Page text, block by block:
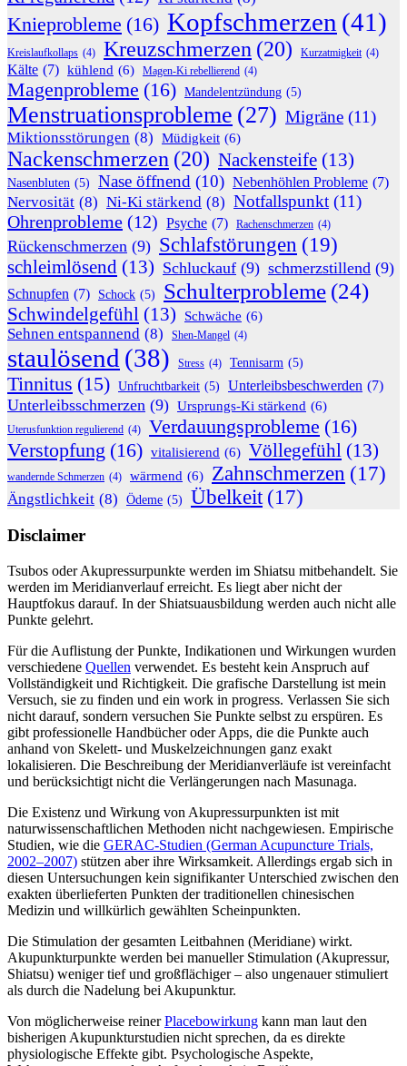
Knieprobleme (16) Kopfschmerzen (41)
Kreislaufkollaps (4) Kreuzschmerzen (20) Kurzatmigkeit (4)
Kälte (7) kühlend (6) Magen-Ki rebellierend (4)
Magenprobleme (16) Mandelentzündung (5)
Menstruationsprobleme (27) Migräne (11)
Miktionsstörungen (8) Müdigkeit (6)
Nackenschmerzen (20) Nackensteife (13)
Nasenbluten (5) Nase öffnend (10) Nebenhöhlen Probleme (7)
Nervosität (8) Ni-Ki stärkend (8) Notfallspunkt (11)
Ohrenprobleme (12) Psyche (7) Rachenschmerzen (4)
Rückenschmerzen (9) Schlafstörungen (19)
schleimlösend (13) Schluckauf (9) schmerzstillend (9)
Schnupfen (7) Schock (5) Schulterprobleme (24)
Schwindelgefühl (13) Schwäche (6)
Sehnen entspannend (8) Shen-Mangel (4)
staulösend (38) Stress (4) Tennisarm (5)
Tinnitus (15) Unfruchtbarkeit (5) Unterleibsbeschwerden (7)
Unterleibsschmerzen (9) Ursprungs-Ki stärkend (6)
Uterusfunktion regulierend (4) Verdauungsprobleme (16)
Verstopfung (16) vitalisierend (6) Völlegefühl (13)
wandernde Schmerzen (4) wärmend (6) Zahnschmerzen (17)
Ängstlichkeit (8) Ödeme (5) Übelkeit (17)
Disclaimer
Tsubos oder Akupressurpunkte werden im Shiatsu mitbehandelt. Sie
werden im Meridianverlauf erreicht. Es liegt aber nicht der
Hauptfokus darauf. In der Shiatsuausbildung werden auch nicht alle
Punkte gelehrt.
Für die Auflistung der Punkte, Indikationen und Wirkungen wurden
verschiedene Quellen verwendet. Es besteht kein Anspruch auf
Vollständigkeit und Richtigkeit. Die grafische Darstellung ist mein
Versuch, sie zu finden und ein work in progress. Verlassen Sie sich
nicht darauf, sondern versuchen Sie Punkte selbst zu erspüren. Es
gibt professionelle Handbücher oder Apps, die die Punkte auch
anhand von Skelett- und Muskelzeichnungen ganz exakt
lokalisieren. Die Beschreibung der Meridianverläufe ist vereinfacht
und berücksichtigt nicht die Verlängerungen nach Masunaga.
Die Existenz und Wirkung von Akupressurpunkten ist mit
naturwissenschaftlichen Methoden nicht nachgewiesen. Empirische
Studien, wie die GERAC-Studien (German Acupuncture Trials,
2002–2007) stützen aber ihre Wirksamkeit. Allerdings ergab sich in
diesen Untersuchungen kein signifikanter Unterschied zwischen den
exakten überlieferten Punkten der traditionellen chinesischen
Medizin und willkürlich gewählten Scheinpunkten.
Die Stimulation der gesamten Leitbahnen (Meridiane) wirkt.
Akupunkturpunkte werden bei manueller Stimulation (Akupressur,
Shiatsu) weniger tief und großflächiger – also ungenauer stimuliert
als durch die Nadelung bei Akupunktur.
Von möglicherweise reinerPlacebowirkung kann man laut den
bisherigen Akupunkturstudien nicht sprechen, da es direkte
physiologische Effekte gibt. Psychologische Aspekte,